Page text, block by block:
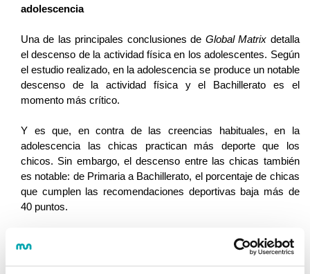
adolescencia
Una de las principales conclusiones de Global Matrix detalla
el descenso de la actividad física en los adolescentes. Según
el estudio realizado, en la adolescencia se produce un notable
descenso de la actividad física y el Bachillerato es el
momento más crítico.
Y es que, en contra de las creencias habituales, en la
adolescencia las chicas practican más deporte que los
chicos. Sin embargo, el descenso entre las chicas también
es notable: de Primaria a Bachillerato, el porcentaje de chicas
que cumplen las recomendaciones deportivas baja más de
40 puntos.
Comportamiento sedentario en niveles muy altos
Según el informe, el comportamiento de niños, niñas y